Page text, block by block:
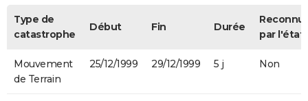
Type de
catastrophe
Début Fin Durée
par l'état
Mouvement
de Terrain
25/12/1999 29/12/1999 5 j Non